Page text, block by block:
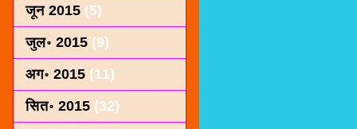
जून 2015 (5)
जुल॰ 2015 (9)
अग॰ 2015 (11)
सित॰ 2015 (32)